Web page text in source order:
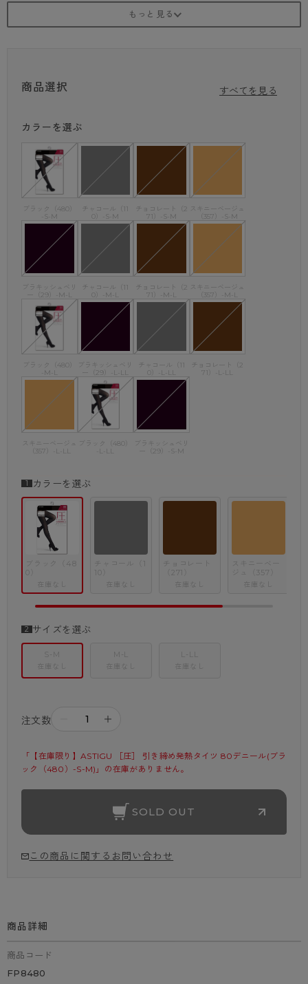
ラクに動ける 太もも7hPa、夕方まで美脚ラインが続く ふくらはぎ9hP
「光発熱」加工で、脚全体をすばやくあたためます。通勤や通学など、寒
・MAFFIN糸使用
・オリジナルバックマーク付
商品選択 すべてを見る
カラーを選ぶ
ブラック（480）
-S-M
チャコール（11
0）-S-M
チョコレート（2
71）-S-M
スキニーベージュ
（357）-S-M
ブラキッシュベリ
ー（29）-M-L
チャコール（11
0）-M-L
チョコレート（2
71）-M-L
スキニーベージュ
（357）-M-L
ブラック（480）
-M-L
ブラキッシュベリ
ー（29）-L-LL
チャコール（11
0）-L-LL
チョコレート（2
71）-L-LL
スキニーベージュ
（357）-L-LL
ブラック（480）
-L-LL
ブラキッシュベリ
ー（29）-S-M
カラーを選ぶ
ブラック（48
在庫なし
チャコール（1
10）
在庫なし
チョコレート
（271）
在庫なし
スキニーベー
ジュ（357）
在庫なし
サイズを選ぶ
S-M
在庫なし
M-L
在庫なし
L-LL
在庫なし
注文数 ＋
「【在庫限り】ASTIGU ［圧］ 引き締め発熱タイツ 80デニール(ブラ
ック（480）-S-M)」の在庫がありません。
SOLD OUT
この商品に関するお問い合わせ
商品詳細
商品コード
FP8480